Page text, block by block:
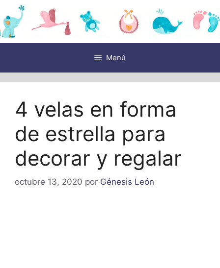
Saltar
al
contenido
Menú
4 velas en forma
de estrella para
decorar y regalar
octubre 13, 2020 por Génesis León